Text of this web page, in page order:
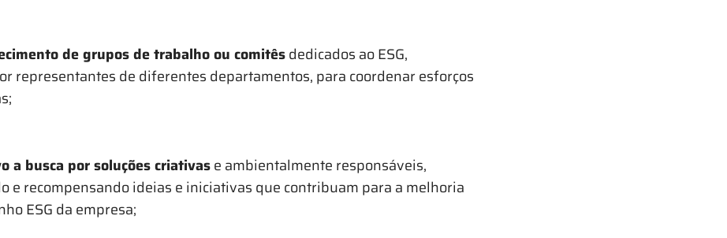
de grupos de trabalho ou comitêsdedicados ao ESG,
representantes de diferentes departamentos, para coordenar esforços
a busca por soluções criativase ambientalmente responsáveis,
e recompensando ideias e iniciativas que contribuam para a melhoria
ESG da empresa;